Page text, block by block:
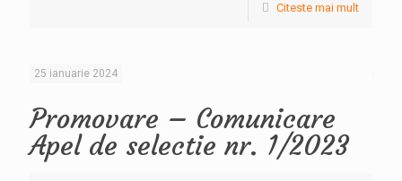
Citeste mai mult
25 ianuarie 2024
Promovare – Comunicare
Apel de selectie nr. 1/2023